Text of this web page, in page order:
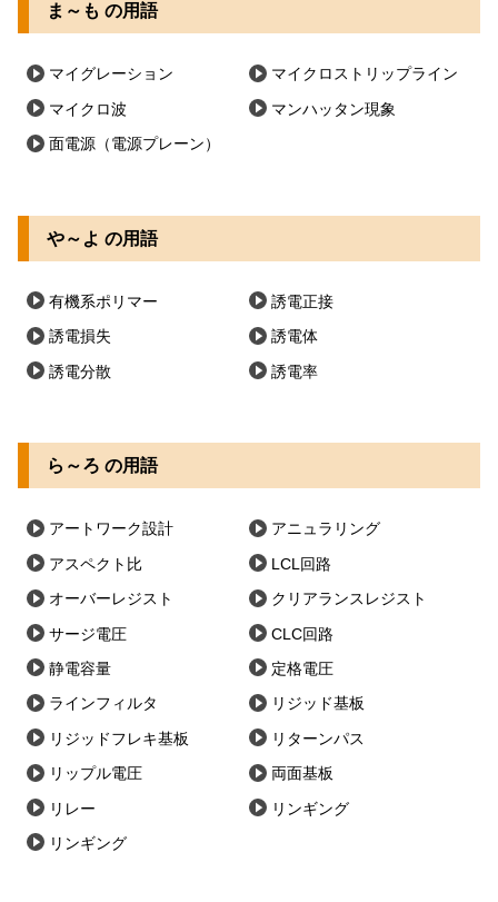
ま～も の用語
マイグレーション マイクロストリップライン
マイクロ波 マンハッタン現象
面電源（電源プレーン）
や～よ の用語
有機系ポリマー 誘電正接
誘電損失 誘電体
誘電分散 誘電率
ら～ろ の用語
アートワーク設計 アニュラリング
アスペクト比 LCL回路
オーバーレジスト クリアランスレジスト
サージ電圧 CLC回路
静電容量 定格電圧
ラインフィルタ リジッド基板
リジッドフレキ基板 リターンパス
リップル電圧 両面基板
リレー リンギング
リンギング